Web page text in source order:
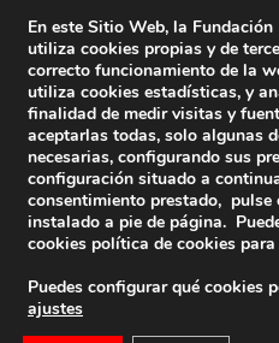
En este Sitio Web, la
utiliza cookies propias y de
correcto funcionamiento de la
utiliza cookies estadísticas, y
finalidad de medir visitas y
aceptarlas todas, solo algunas
necesarias, configurando sus
configuración situado a
consentimiento prestado, pulse
instalado a pie de página.
cookies política de cookies
Puedes configurar qué cookies
ajustes